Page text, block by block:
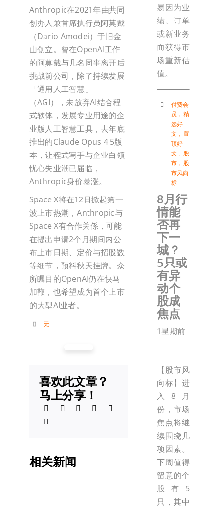
Anthropic在2021年由共同
创办人兼首席执行员阿莫戴
（Dario Amodei）于旧金
山创立。曾在OpenAI工作
的阿莫戴与几名同事离开后
挑战前公司，除了持续发展
「通用人工智慧」
（AGI），未放弃AI结合程
式软体，发展专业用途的企
业版人工智慧工具，去年底
推出的Claude Opus 4.5版
本，让程式写手与企业白领
忧心失业潮已届临，
Anthropic身价暴涨。
Space X将在12日掀起第一
波上市热潮，Anthropic与
Space X有合作关係，可能
在提出申请2个月期间内公
布上市日期、定价与招股数
等细节，预料秋天挂牌。众
所瞩目的OpenAI仍在快马
加鞭，也希望成为首个上市
的大型AI业者。
无
喜欢此文章？
马上分享！
相关新闻
易因为业
绩、订单
或新业务
而获得市
场重新估
值。
付费会
员 ， 精
选好
文 ， 置
顶好
文 ， 股
市 ， 股
市风向
标
8月行
情能
否再
下一
城？
5只或
有异
动个
股成
焦点
1星期前
【股市风
向标】进
入8月
份，市场
焦点将继
续围绕几
项因素。
下周值得
留意的个
股有5
只，其中